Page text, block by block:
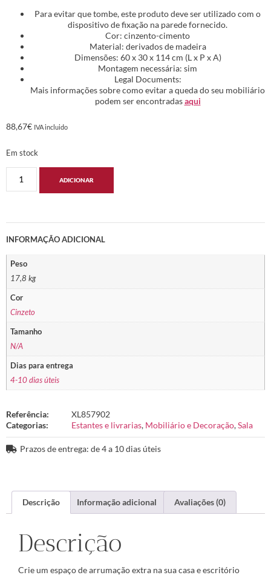
Para evitar que tombe, este produto deve ser utilizado com o
dispositivo de fixação na parede fornecido.
Cor: cinzento-cimento
Material: derivados de madeira
Dimensões: 60 x 30 x 114 cm (L x P x A)
Montagem necessária: sim
Legal Documents:
Mais informações sobre como evitar a queda do seu mobiliário
podem ser encontradasaqui
88,67€ IVA incluido
Em stock
ADICIONAR
INFORMAÇÃO ADICIONAL
Peso
17,8 kg
Cor
Cinzeto
Tamanho
N/A
Dias para entrega
4-10 dias úteis
Referência:
XL857902
Categorias:
Estantes e livrarias, Mobiliário e Decoração,Sala
Prazos de entrega: de 4 a 10 dias úteis
Descrição Informação adicional Avaliações (0)
Descrição
Crie um espaço de arrumação extra na sua casa e escritório